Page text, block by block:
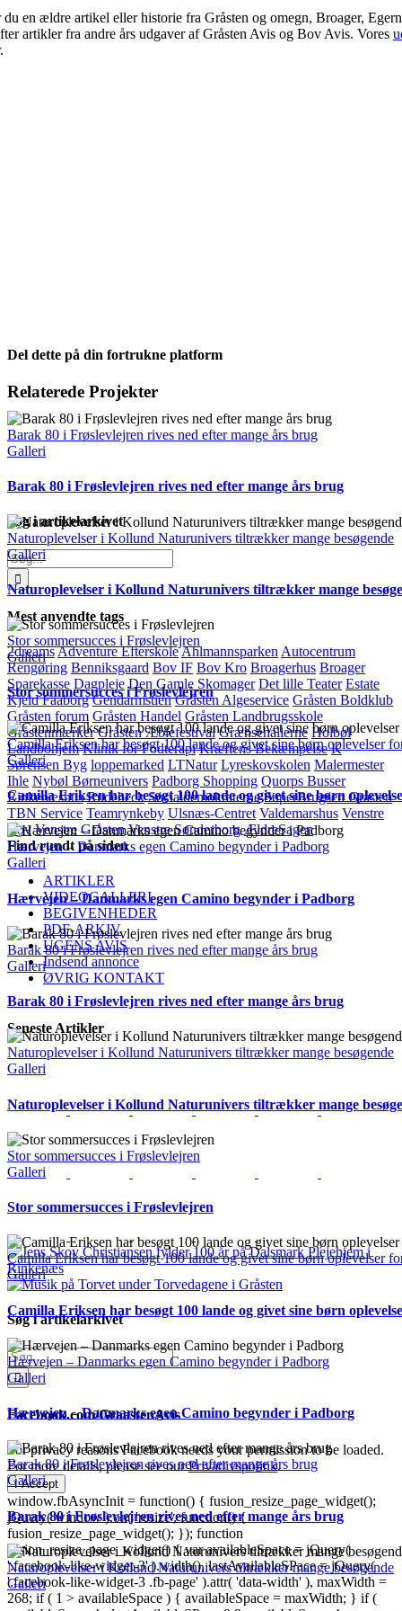
du en ældre artikel eller historie fra Gråsten og omegn, Broager,
artikler fra andre års udgaver af Gråsten Avis og Bov Avis. Vores
Del dette på din fortrukne platform
Facebook
X
LinkedIn
E-
Relaterede Projekter
Barak 80 i Frøslevlejren rives ned efter mange års brug
Galleri
Barak 80 i Frøslevlejren rives ned efter mange års brug
Naturoplevelser i Kollund Naturunivers tiltrækker mange besøgende
Galleri
Naturoplevelser i Kollund Naturunivers tiltrækker mange
Stor sommersucces i Frøslevlejren
Galleri
Stor sommersucces i Frøslevlejren
Camilla Eriksen har besøgt 100 lande og givet sine børn oplevelser
Galleri
Camilla Eriksen har besøgt 100 lande og givet sine børn
Hærvejen – Danmarks egen Camino begynder i Padborg
Galleri
Hærvejen – Danmarks egen Camino begynder i Padborg
Barak 80 i Frøslevlejren rives ned efter mange års brug
Galleri
Barak 80 i Frøslevlejren rives ned efter mange års brug
Naturoplevelser i Kollund Naturunivers tiltrækker mange besøgende
Galleri
Naturoplevelser i Kollund Naturunivers tiltrækker mange
Stor sommersucces i Frøslevlejren
Galleri
Stor sommersucces i Frøslevlejren
Camilla Eriksen har besøgt 100 lande og givet sine børn oplevelser
Galleri
Camilla Eriksen har besøgt 100 lande og givet sine børn
Hærvejen – Danmarks egen Camino begynder i Padborg
Galleri
Hærvejen – Danmarks egen Camino begynder i Padborg
Barak 80 i Frøslevlejren rives ned efter mange års brug
Galleri
Barak 80 i Frøslevlejren rives ned efter mange års brug
Naturoplevelser i Kollund Naturunivers tiltrækker mange besøgende
Galleri
Søg i artikelarkivet
Søg
efter:
Mest anvendte tags
2dreamsAdventure Efterskole Ahlmannsparken Autocentrum
Rengøring Benniksgaard Bov IF Bov Kro Broagerhus Broager
Sparekasse Dagpleje Den Gamle Skomager Det lille Teater Estate
Kjeld Faaborg Gendarmstien Gråsten Algeservice Gråsten Boldklub
Gråsten forum Gråsten Handel Gråsten Landbrugsskole
Gråstenmærker Gråsten Æblefestival Grænsehallerne Holbøl
Landbohjem Klinik for Fodterapi Kræftens Bekæmpelse K
Sørensen Byg loppemarked LTNatur Lyreskovskolen Malermester
Ihle Nybøl Børneunivers Padborg Shopping Quorps Busser
Rinkenæshus Rudebeck Socialdemokraterne SuperBrugsen Gråsten
TBN Service Teamrynkeby Ulsnæs-Centret Valdemarshus Venstre
Bov Venstre Gråsten Venstre Sønderborg ÆldreSagen
Find rundt på siden
ARTIKLER
VIDEOGALLERI
BEGIVENHEDER
PDF-ARKIV
UGENS AVIS
Indsend annonce
ØVRIG KONTAKT
Seneste Artikler
Søg i artikelarkivet
Søg
efter:
Facebook.com/GraastenAvis
For privacy reasons Facebook needs your permission to be loaded.
For more details, please see ourPrivatlivspolitik.
I Accept
window.fbAsyncInit = function() { fusion_resize_page_widget();
jQuery( window ).on( 'resize', function() {
fusion_resize_page_widget(); }); function
fusion_resize_page_widget() { var availableSpace = jQuery(
'.facebook-like-widget-3' ).width(), lastAvailableSPace = jQuery(
'.facebook-like-widget-3 .fb-page' ).attr( 'data-width' ), maxWidth =
268; if ( 1 > availableSpace ) { availableSpace = maxWidth; } if (